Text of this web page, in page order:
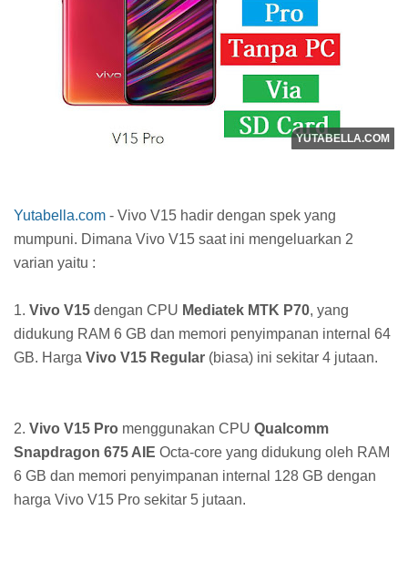
Yutabella.com - Vivo V15 hadir dengan spek yang
mumpuni. Dimana Vivo V15 saat ini mengeluarkan 2
varian yaitu :
1. Vivo V15 dengan CPU Mediatek MTK P70, yang
didukung RAM 6 GB dan memori penyimpanan internal 64
GB. Harga Vivo V15 Regular (biasa) ini sekitar 4 jutaan.
2. Vivo V15 Pro menggunakan CPU Qualcomm
Snapdragon 675 AIE Octa-core yang didukung oleh RAM
6 GB dan memori penyimpanan internal 128 GB dengan
harga Vivo V15 Pro sekitar 5 jutaan.